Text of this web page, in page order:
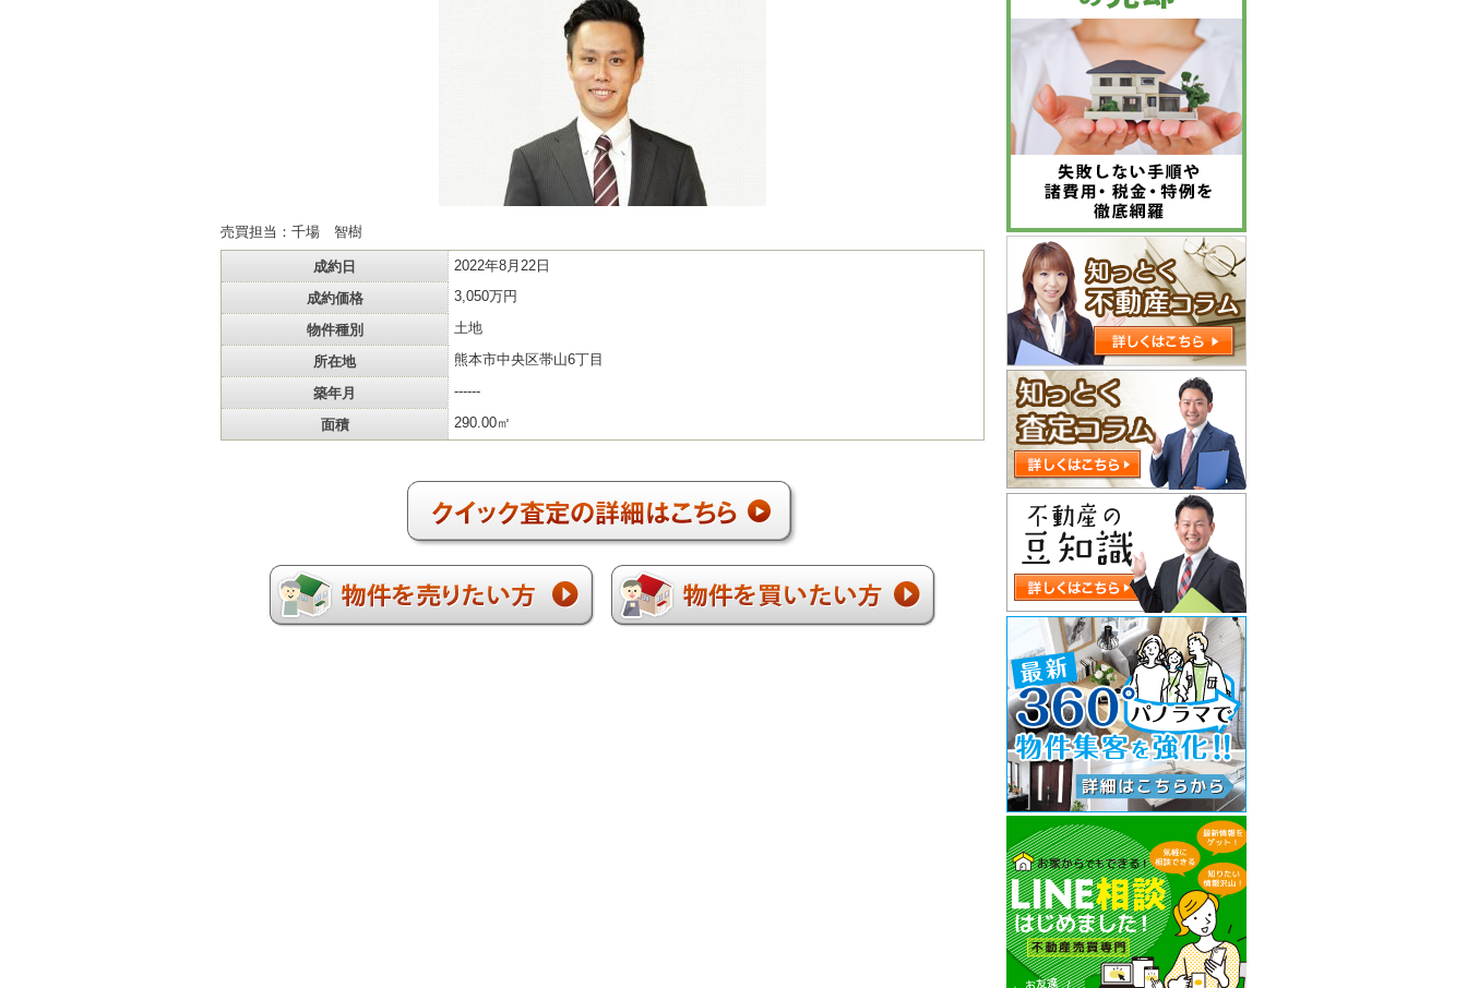
売買担当：千場 智樹
成約日 2022年8月22日
成約価格 3,050万円
物件種別 土地
所在地 熊本市中央区帯山6丁目
築年月 ------
面積 290.00㎡